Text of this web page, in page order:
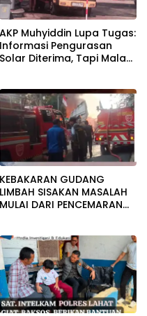
AKP Muhyiddin Lupa Tugas:
Informasi Pengurasan
Solar Diterima, Tapi Malah
KEBAKARAN GUDANG
LIMBAH SISAKAN MASALAH
MULAI DARI PENCEMARAN
IZIN LINGKUNGAN